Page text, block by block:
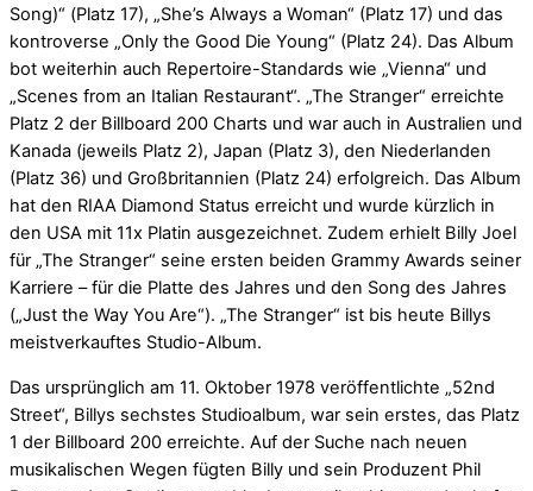
Song)“ (Platz 17), „She’s Always a Woman“ (Platz 17) und das
kontroverse „Only the Good Die Young“ (Platz 24). Das Album
bot weiterhin auch Repertoire-Standards wie „Vienna“ und
„Scenes from an Italian Restaurant“. „The Stranger“ erreichte
Platz 2 der Billboard 200 Charts und war auch in Australien und
Kanada (jeweils Platz 2), Japan (Platz 3), den Niederlanden
(Platz 36) und Großbritannien (Platz 24) erfolgreich. Das Album
hat den RIAA Diamond Status erreicht und wurde kürzlich in
den USA mit 11x Platin ausgezeichnet. Zudem erhielt Billy Joel
für „The Stranger“ seine ersten beiden Grammy Awards seiner
Karriere – für die Platte des Jahres und den Song des Jahres
(„Just the Way You Are“). „The Stranger“ ist bis heute Billys
meistverkauftes Studio-Album.
Das ursprünglich am 11. Oktober 1978 veröffentlichte „52nd
Street“, Billys sechstes Studioalbum, war sein erstes, das Platz
1 der Billboard 200 erreichte. Auf der Suche nach neuen
musikalischen Wegen fügten Billy und sein Produzent Phil